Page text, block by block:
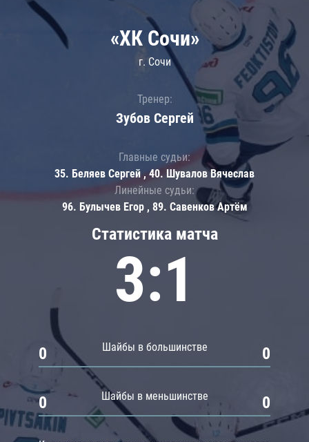
Статистика матча
3:1
Шайбы в большинстве
0 0
Шайбы в меньшинстве
0 0
«ХК Сочи»
г. Сочи
Тренер:
Зубов Сергей
Главные судьи:
35. Беляев Сергей , 40. Шувалов Вячеслав
Линейные судьи:
96. Булычев Егор , 89. Савенков Артём